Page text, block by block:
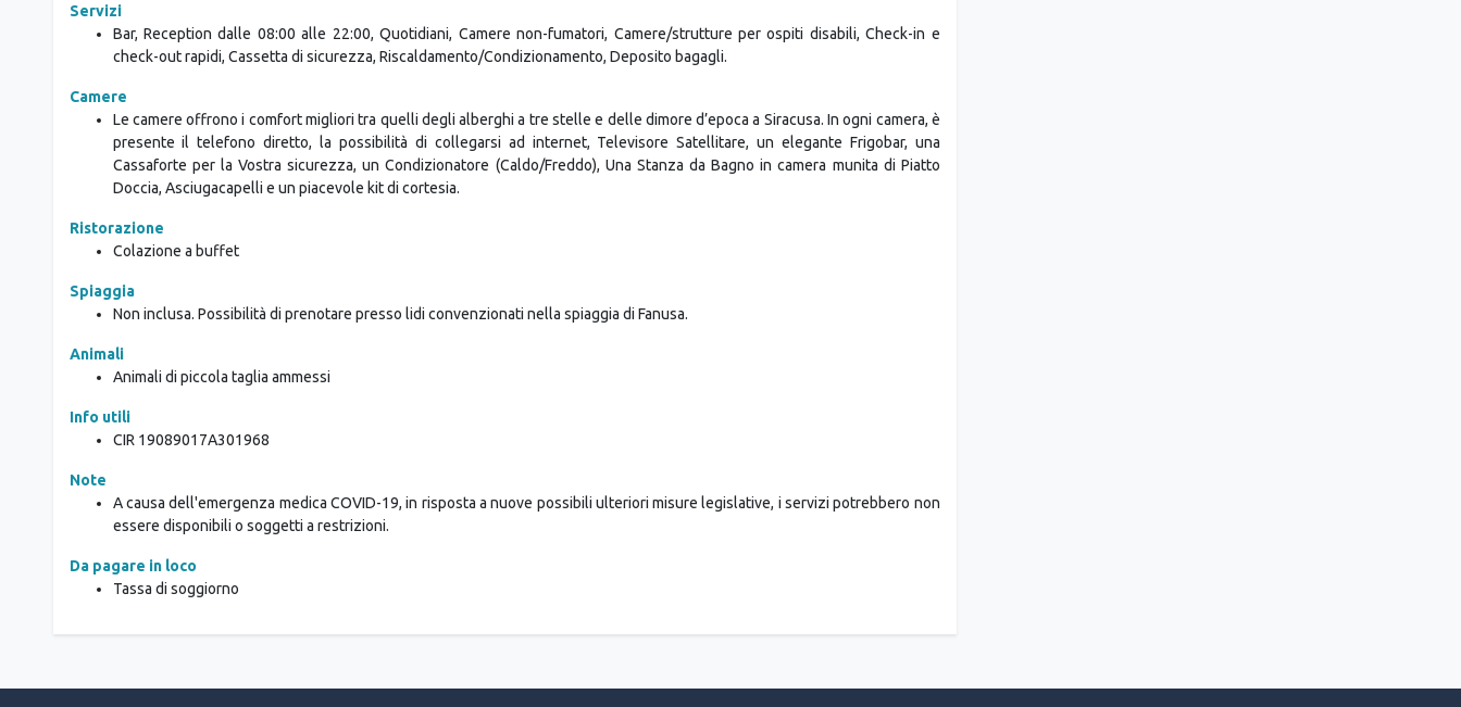
Servizi
Bar, Reception dalle 08:00 alle 22:00, Quotidiani, Camere non-fumatori, Camere/strutture per ospiti disabili, Check-in e
check-out rapidi, Cassetta di sicurezza, Riscaldamento/Condizionamento, Deposito bagagli.
Camere
Le camere offrono i comfort migliori tra quelli degli alberghi a tre stelle e delle dimore d’epoca a Siracusa. In ogni camera, è
presente il telefono diretto, la possibilità di collegarsi ad internet, Televisore Satellitare, un elegante Frigobar, una
Cassaforte per la Vostra sicurezza, un Condizionatore (Caldo/Freddo), Una Stanza da Bagno in camera munita di Piatto
Doccia, Asciugacapelli e un piacevole kit di cortesia.
Ristorazione
Colazione a buffet
Spiaggia
Non inclusa. Possibilità di prenotare presso lidi convenzionati nella spiaggia di Fanusa.
Animali
Animali di piccola taglia ammessi
Info utili
CIR 19089017A301968
Note
A causa dell'emergenza medica COVID-19, in risposta a nuove possibili ulteriori misure legislative, i servizi potrebbero non
essere disponibili o soggetti a restrizioni.
Da pagare in loco
Tassa di soggiorno